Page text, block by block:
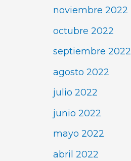
noviembre 2022
octubre 2022
septiembre 2022
agosto 2022
julio 2022
junio 2022
mayo 2022
abril 2022